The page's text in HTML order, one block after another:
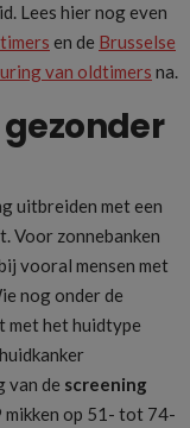
Lees hier nog even
en de Brusselse
van oldtimers na.
gezonder
uitbreiden met een
Voor zonnebanken
vooral mensen met
nog onder de
met het huidtype
van de screening
mikken op 51- tot 74-